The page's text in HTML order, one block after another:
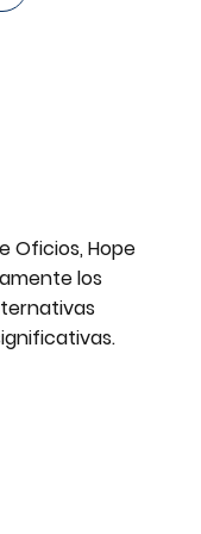
Oficios, Hope
los